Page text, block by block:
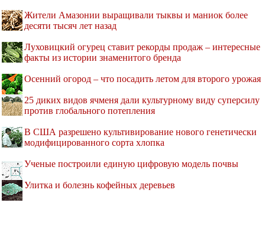
Жители Амазонии выращивали тыквы и маниок более
десяти тысяч лет назад
Луховицкий огурец ставит рекорды продаж – интересные
факты из истории знаменитого бренда
Осенний огород – что посадить летом для второго урожая
25 диких видов ячменя дали культурному виду суперсилу
против глобального потепления
В США разрешено культивирование нового генетически
модифицированного сорта хлопка
Ученые построили единую цифровую модель почвы
Улитка и болезнь кофейных деревьев